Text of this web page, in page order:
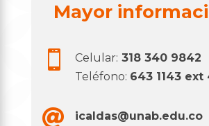
Mayor
 Celular: 318 340 9842
Teléfono: 643 1143 ext
 icaldas@unab.edu.co